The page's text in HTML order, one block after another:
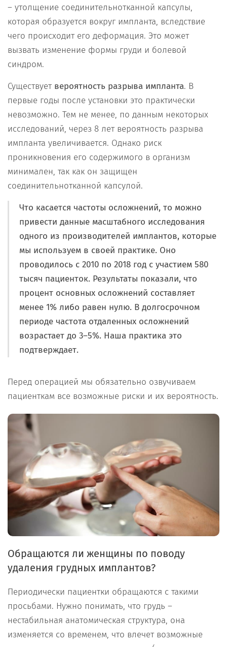
– утолщение соединительнотканной капсулы,
которая образуется вокруг импланта, вследствие
чего происходит его деформация. Это может
вызвать изменение формы груди и болевой
синдром.
Существует вероятность разрыва импланта. В
первые годы после установки это практически
невозможно. Тем не менее, по данным некоторых
исследований, через 8 лет вероятность разрыва
импланта увеличивается. Однако риск
проникновения его содержимого в организм
минимален, так как он защищен
соединительнотканной капсулой.
Что касается частоты осложнений, то можно
привести данные масштабного исследования
одного из производителей имплантов, которые
мы используем в своей практике. Оно
проводилось с 2010 по 2018 год с участием 580
тысяч пациенток. Результаты показали, что
процент основных осложнений составляет
менее 1% либо равен нулю. В долгосрочном
периоде частота отдаленных осложнений
возрастает до 3–5%. Наша практика это
подтверждает.
Перед операцией мы обязательно озвучиваем
пациенткам все возможные риски и их вероятность.
Обращаются ли женщины по поводу
удаления грудных имплантов?
Периодически пациентки обращаются с такими
просьбами. Нужно понимать, что грудь –
нестабильная анатомическая структура, она
изменяется со временем, что влечет возможные